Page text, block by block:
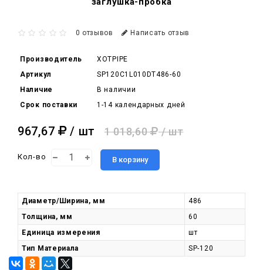
0 отзывов Написать отзыв
Производитель
XOTPIPE
Артикул
SP120C1L010DT486-60
Наличие
В наличии
Срок поставки
1-14 календарных дней
967,67 / шт 1 018,60 / шт
Кол-во В корзину
Диаметр/Ширина, мм
486
Толщина, мм
60
Единица измерения
шт
Тип Материала
SP-120